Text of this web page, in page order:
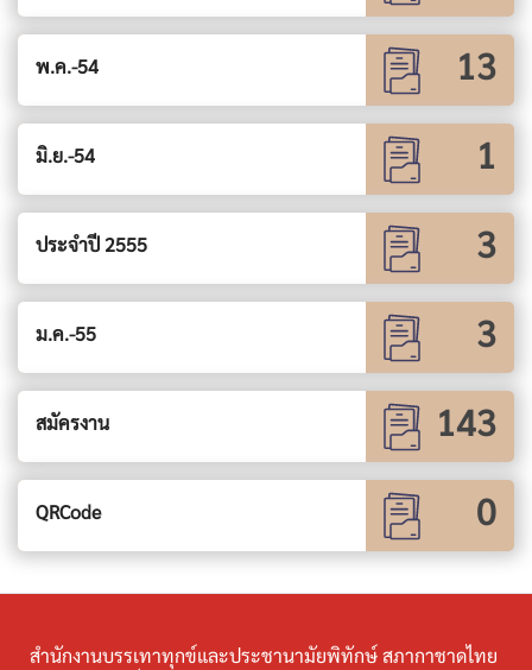
พ.ค.-54 13
มิ.ย.-54 1
ประจำปี 2555 3
ม.ค.-55 3
สมัครงาน 143
QRCode 0
สำนักงานบรรเทาทุกข์และประชานามัยพิทักษ์ สภากาชาดไทย